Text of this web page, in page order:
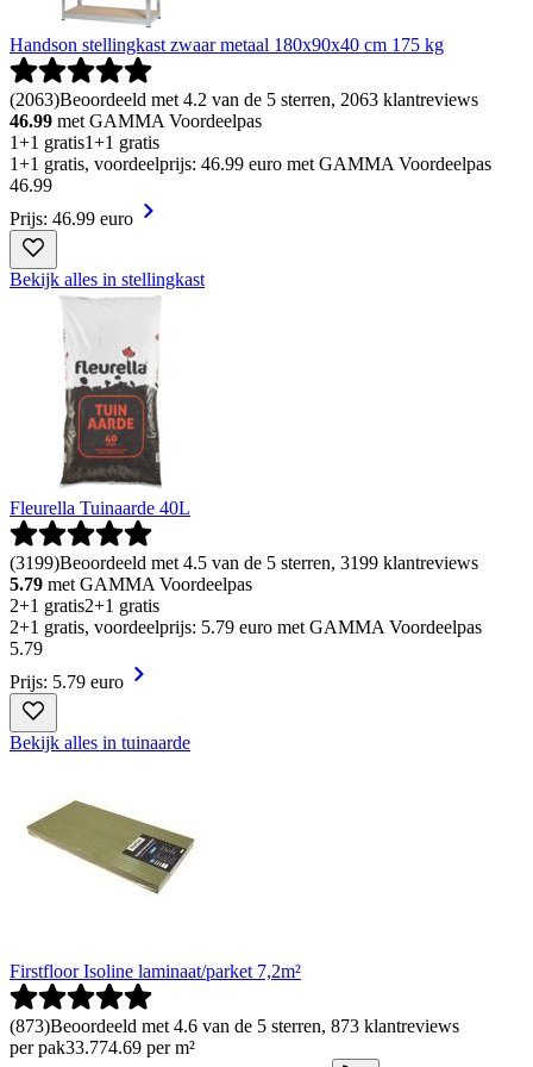
Handson stellingkast zwaar metaal 180x90x40 cm 175 kg
(2063)Beoordeeld met 4.2 van de 5 sterren, 2063 klantreviews
46.99 met GAMMA Voordeelpas
1+1 gratis1+1 gratis
1+1 gratis, voordeelprijs: 46.99 euro met GAMMA Voordeelpas
46.99
Prijs: 46.99 euro
Bekijk alles in stellingkast
Fleurella Tuinaarde 40L
(3199)Beoordeeld met 4.5 van de 5 sterren, 3199 klantreviews
5.79 met GAMMA Voordeelpas
2+1 gratis2+1 gratis
2+1 gratis, voordeelprijs: 5.79 euro met GAMMA Voordeelpas
5.79
Prijs: 5.79 euro
Bekijk alles in tuinaarde
Firstfloor Isoline laminaat/parket 7,2m²
(873)Beoordeeld met 4.6 van de 5 sterren, 873 klantreviews
per pak33.774.69 per m²